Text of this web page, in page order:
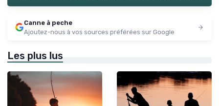
Canne à peche
Ajoutez-nous à vos sources préférées sur Google
Les plus lus